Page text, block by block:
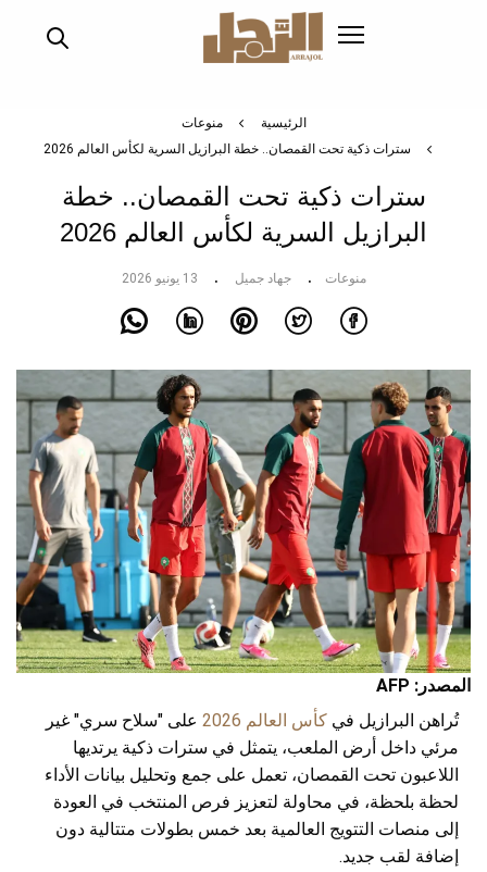
الرئيسية
منوعات
سترات ذكية تحت القمصان.. خطة البرازيل السرية لكأس العالم 2026
سترات ذكية تحت القمصان.. خطة
البرازيل السرية لكأس العالم 2026
منوعات جهاد جميل 13 يونيو 2026
المصدر: AFP
تُراهن البرازيل في كأس العالم 2026
على "سلاح سري" غير
مرئي داخل أرض الملعب، يتمثل في سترات ذكية يرتديها
اللاعبون تحت القمصان، تعمل على جمع وتحليل بيانات الأداء
لحظة بلحظة، في محاولة لتعزيز فرص المنتخب في العودة
إلى منصات التتويج العالمية بعد خمس بطولات متتالية دون
إضافة لقب جديد.